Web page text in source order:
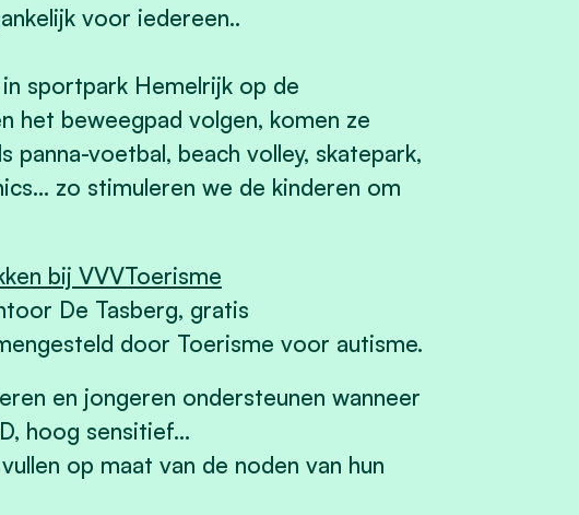
voor iedereen..
sportpark Hemelrijk op de
het beweegpad volgen, komen ze
voetbal, beach volley, skatepark,
zo stimuleren we de kinderen om
bij VVVToerisme
De Tasberg, gratis
door Toerisme voor autisme.
en jongeren ondersteunen wanneer
hoog sensitief…
op maat van de noden van hun